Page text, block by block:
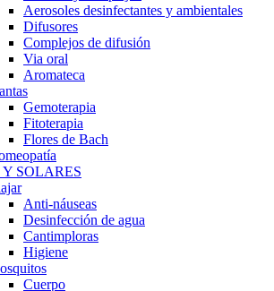
Aerosoles desinfectantes y ambientales
Difusores
Complejos de difusión
Via oral
Aromateca
Gemoterapia
Fitoterapia
Flores de Bach
SOLARES
Anti-náuseas
Desinfección de agua
Cantimploras
Higiene
Cuerpo